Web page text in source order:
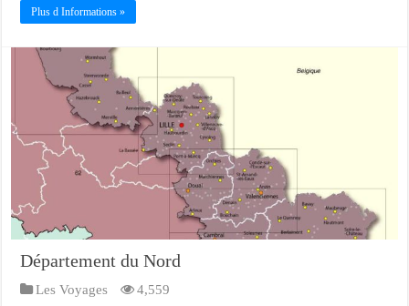
Plus d Informations »
Département du Nord
Les Voyages 4,559